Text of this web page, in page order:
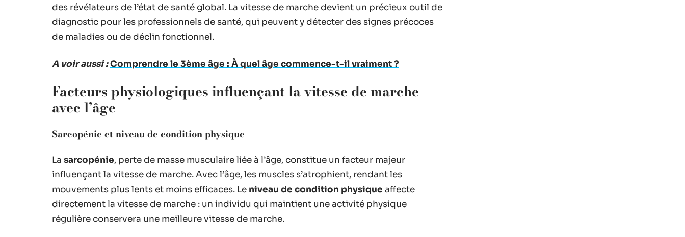
des révélateurs de l’état de santé global. La vitesse de marche devient un précieux outil de
diagnostic pour les professionnels de santé, qui peuvent y détecter des signes précoces
de maladies ou de déclin fonctionnel.
A voir aussi :Comprendre le 3ème âge : À quel âge commence-t-il vraiment ?
Facteurs physiologiques influençant la vitesse de marche
avec l’âge
Sarcopénie et niveau de condition physique
La sarcopénie, perte de masse musculaire liée à l’âge, constitue un facteur majeur
influençant la vitesse de marche. Avec l’âge, les muscles s’atrophient, rendant les
mouvements plus lents et moins efficaces. Le niveau de condition physique affecte
directement la vitesse de marche : un individu qui maintient une activité physique
régulière conservera une meilleure vitesse de marche.